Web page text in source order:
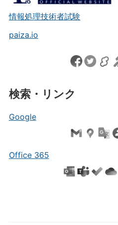
情報処理技術者試験
paiza.io
検索・リンク
Google
Office 365